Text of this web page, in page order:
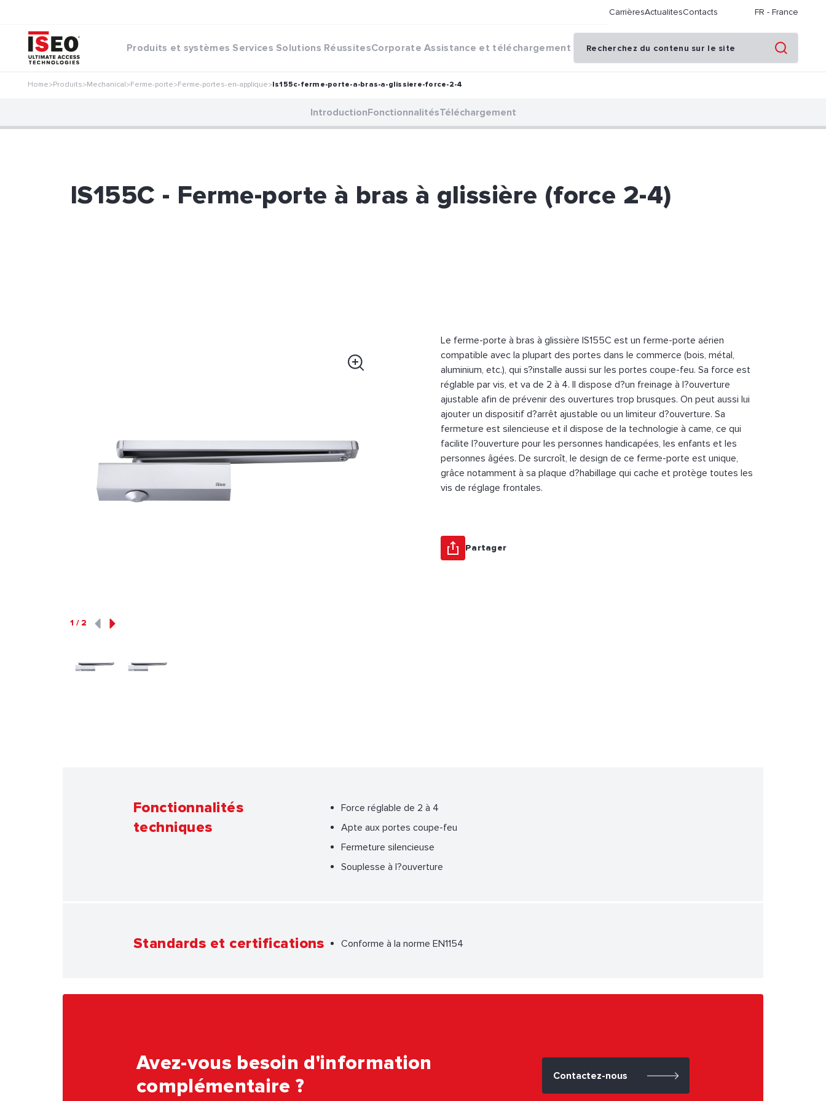
CarrièresActualitesContacts FR - France
Produits et systèmes Services Solutions RéussitesCorporate Assistance et téléchargement
Home>Produits>Mechanical>Ferme-porte>Ferme-portes-en-applique>Is155c-ferme-porte-a-bras-a-glissiere-force-2-4
IntroductionFonctionnalitésTéléchargement
IS155C - Ferme-porte à bras à glissière (force 2-4)
1 / 2
Le ferme-porte à bras à glissière IS155C est un ferme-porte aérien
compatible avec la plupart des portes dans le commerce (bois, métal,
aluminium, etc.), qui s?installe aussi sur les portes coupe-feu. Sa force est
réglable par vis, et va de 2 à 4. Il dispose d?un freinage à l?ouverture
ajustable afin de prévenir des ouvertures trop brusques. On peut aussi lui
ajouter un dispositif d?arrêt ajustable ou un limiteur d?ouverture. Sa
fermeture est silencieuse et il dispose de la technologie à came, ce qui
facilite l?ouverture pour les personnes handicapées, les enfants et les
personnes âgées. De surcroît, le design de ce ferme-porte est unique,
grâce notamment à sa plaque d?habillage qui cache et protège toutes les
vis de réglage frontales.
Partager
Fonctionnalités
techniques
Force réglable de 2 à 4
Apte aux portes coupe-feu
Fermeture silencieuse
Souplesse à l?ouverture
Standards et certifications Conforme à la norme EN1154
Avez-vous besoin d'information
complémentaire ?
Contactez-nous